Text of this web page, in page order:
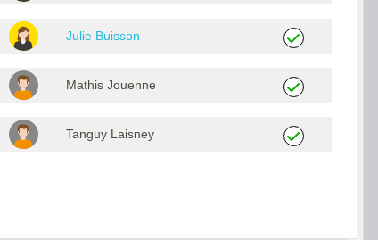
Julie Buisson
Mathis Jouenne
Tanguy Laisney